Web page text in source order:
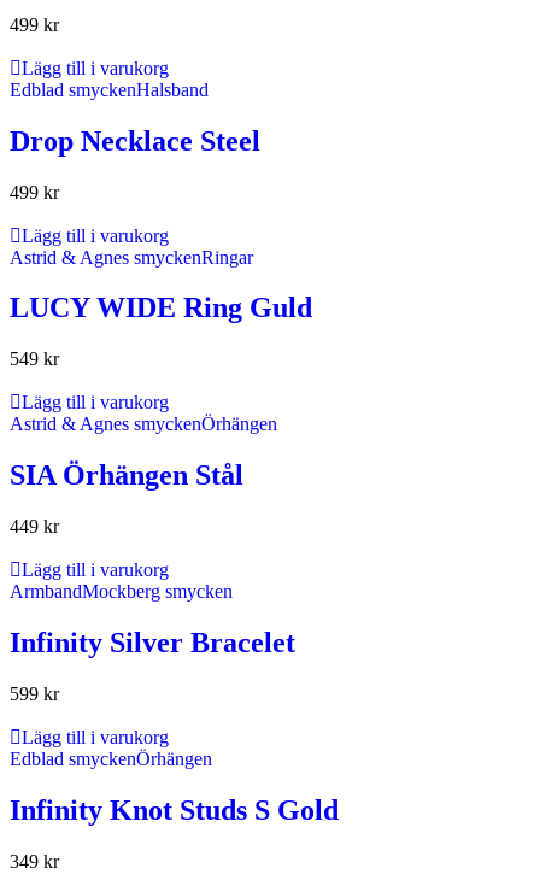
499 kr
Lägg till i varukorg
Edblad smyckenHalsband
Drop Necklace Steel
499 kr
Lägg till i varukorg
Astrid & Agnes smyckenRingar
LUCY WIDE Ring Guld
549 kr
Lägg till i varukorg
Astrid & Agnes smyckenÖrhängen
SIA Örhängen Stål
449 kr
Lägg till i varukorg
ArmbandMockberg smycken
Infinity Silver Bracelet
599 kr
Lägg till i varukorg
Edblad smyckenÖrhängen
Infinity Knot Studs S Gold
349 kr